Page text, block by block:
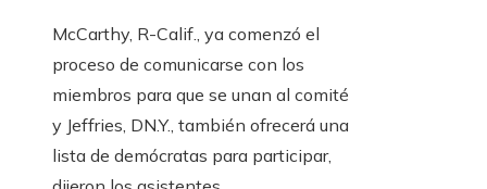
McCarthy, R-Calif., ya comenzó el
proceso de comunicarse con los
miembros para que se unan al comité
y Jeffries, DN.Y., también ofrecerá una
lista de demócratas para participar,